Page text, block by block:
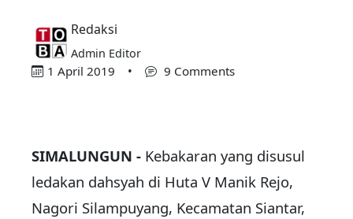
Redaksi
Admin Editor
1 April 2019 • 9 Comments
SIMALUNGUN - Kebakaran yang disusul
ledakan dahsyah di Huta V Manik Rejo,
Nagori Silampuyang, Kecamatan Siantar,